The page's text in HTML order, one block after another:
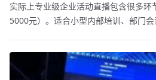
实际上专业级企业活动直播包含很多
5000元）。适合小型内部培训、部门